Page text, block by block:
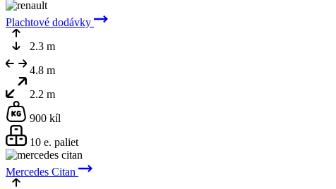
Plachtové dodávky
2.3 m
4.8 m
2.2 m
900 kíl
10 e. paliet
Mercedes Citan